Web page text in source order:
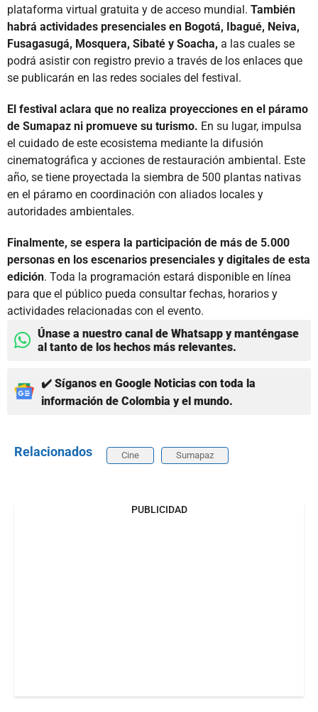
plataforma virtual gratuita y de acceso mundial. También
habrá actividades presenciales en Bogotá, Ibagué, Neiva,
Fusagasugá, Mosquera, Sibaté y Soacha, a las cuales se
podrá asistir con registro previo a través de los enlaces que
se publicarán en las redes sociales del festival.
El festival aclara que no realiza proyecciones en el páramo
de Sumapaz ni promueve su turismo. En su lugar, impulsa
el cuidado de este ecosistema mediante la difusión
cinematográfica y acciones de restauración ambiental. Este
año, se tiene proyectada la siembra de 500 plantas nativas
en el páramo en coordinación con aliados locales y
autoridades ambientales.
Finalmente, se espera la participación de más de 5.000
personas en los escenarios presenciales y digitales de esta
edición. Toda la programación estará disponible en línea
para que el público pueda consultar fechas, horarios y
actividades relacionadas con el evento.
Únase a nuestro canal de Whatsapp y manténgase
al tanto de los hechos más relevantes.
✔️ Síganos en Google Noticias con toda la
información de Colombia y el mundo.
Relacionados Cine Sumapaz
PUBLICIDAD